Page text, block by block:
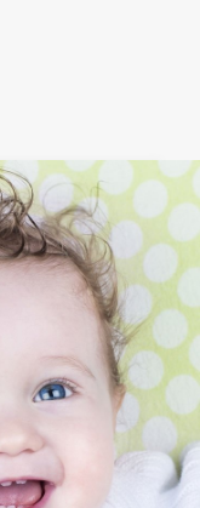
y
clave para
niños para que
ayudará a
para encontrar
niños se
padres.